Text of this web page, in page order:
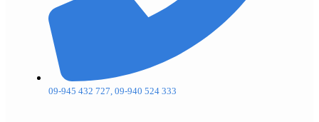
09-945 432 727, 09-940 524 333